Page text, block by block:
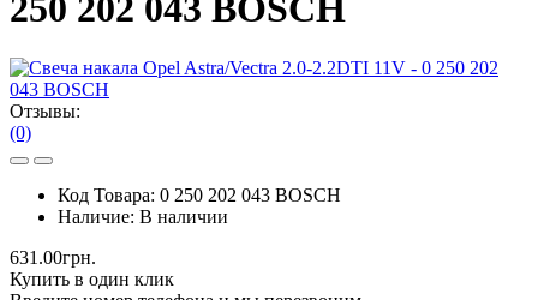
250 202 043 BOSCH
Отзывы:
(0)
Код Товара: 0 250 202 043 BOSCH
Наличие: В наличии
631.00грн.
Купить в один клик